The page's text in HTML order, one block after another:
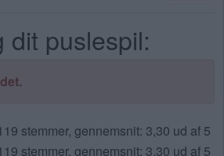
puslespil: